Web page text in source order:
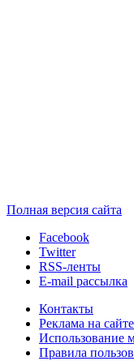
Полная версия сайта
Facebook
Twitter
RSS-ленты
E-mail рассылка
Контакты
Реклама на сайте
Использование
Правила